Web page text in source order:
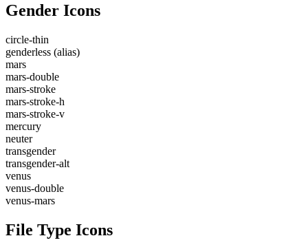
Gender Icons
circle-thin
genderless (alias)
mars
mars-double
mars-stroke
mars-stroke-h
mars-stroke-v
mercury
neuter
transgender
transgender-alt
venus
venus-double
venus-mars
File Type Icons